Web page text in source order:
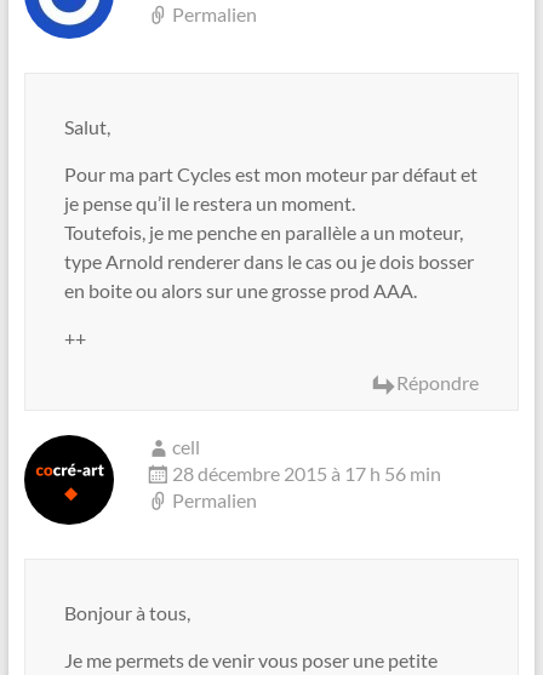
Permalien
Salut,
Pour ma part Cycles est mon moteur par défaut et
je pense qu’il le restera un moment.
Toutefois, je me penche en parallèle a un moteur,
type Arnold renderer dans le cas ou je dois bosser
en boite ou alors sur une grosse prod AAA.
++
Répondre
cell
28 décembre 2015 à 17 h 56 min
Permalien
Bonjour à tous,
Je me permets de venir vous poser une petite